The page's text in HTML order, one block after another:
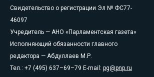
Свидетельство о регистрации Эл № ФС77-
46097
Учредитель — АНО «Парламентская газета»
Исполняющий обязанности главного
редактора — Абдуллаев М.Р.
Тел.: +7 (495) 637–69–79 E-mail: pg@pnp.ru